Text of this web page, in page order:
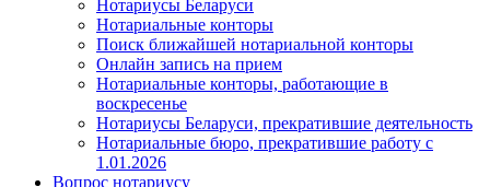
Нотариусы Беларуси
Нотариальные конторы
Поиск ближайшей нотариальной конторы
Онлайн запись на прием
Нотариальные конторы, работающие в
воскресенье
Нотариусы Беларуси, прекратившие деятельность
Нотариальные бюро, прекратившие работу с
1.01.2026
Вопрос нотариусу